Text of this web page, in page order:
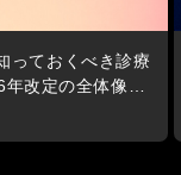
っておくべき診療
年改定の全体像 ―
か」